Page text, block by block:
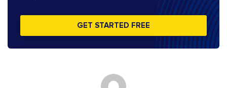
GET STARTED FREE